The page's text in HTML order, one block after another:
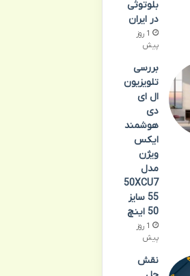
بلوتوثی
در ایران
1 روز
پیش
بررسی
تلویزیون
ال ای
دی
هوشمند
ایکس
ویژن
مدل
50XCU7
55 سایز
50 اینچ
1 روز
پیش
نقش